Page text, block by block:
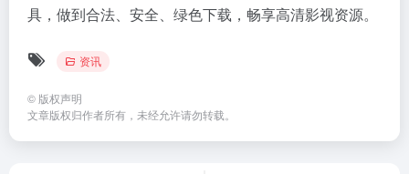
具，做到合法、安全、绿色下载，畅享高清影视资源。
资讯
© 版权声明
文章版权归作者所有，未经允许请勿转载。